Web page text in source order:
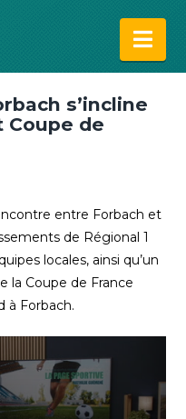
s’incline
Coupe de
entre Forbach et
de Régional 1
locales, ainsi qu’un
la Coupe de France
à Forbach.